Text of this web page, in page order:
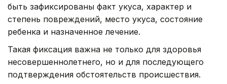
быть зафиксированы факт укуса, характер и
степень повреждений, место укуса, состояние
ребенка и назначенное лечение.
Такая фиксация важна не только для здоровья
несовершеннолетнего, но и для последующего
подтверждения обстоятельств происшествия.